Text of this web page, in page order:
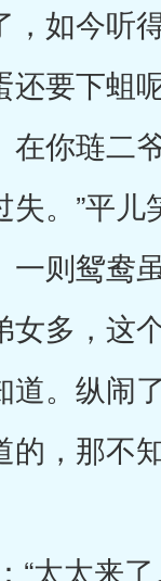
，如今听
还要下蛆
在你琏二
。”平
一则鸳鸯
女多，这
。纵闹
，那不
太来了